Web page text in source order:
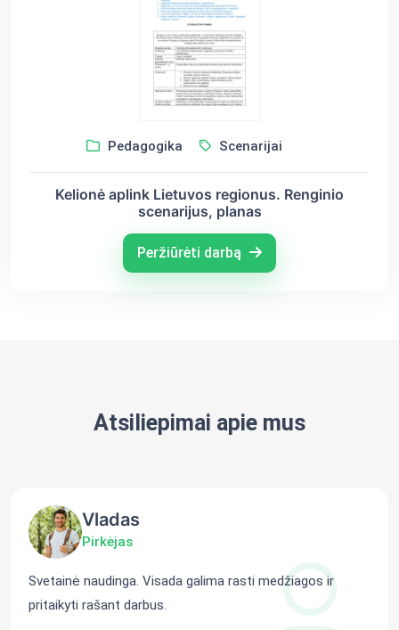
Pedagogika Scenarijai
Kelionė aplink Lietuvos regionus. Renginio
scenarijus, planas
Peržiūrėti darbą
Atsiliepimai apie mus
Vladas
Pirkėjas
Svetainė naudinga. Visada galima rasti medžiagos ir
pritaikyti rašant darbus.